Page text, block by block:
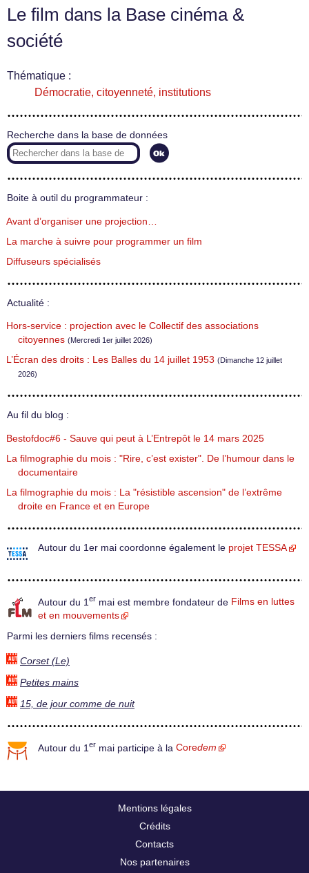
Le film dans la Base cinéma &
société
Thématique :
Démocratie, citoyenneté, institutions
Recherche dans la base de données
Boite à outil du programmateur :
Avant d’organiser une projection…
La marche à suivre pour programmer un film
Diffuseurs spécialisés
Actualité :
Hors-service : projection avec le Collectif des associations
citoyennes (Mercredi 1er juillet 2026)
L’Écran des droits : Les Balles du 14 juillet 1953 (Dimanche 12 juillet
2026)
Au fil du blog :
Bestofdoc#6 - Sauve qui peut à L’Entrepôt le 14 mars 2025
La filmographie du mois : "Rire, c’est exister". De l’humour dans le
documentaire
La filmographie du mois : La "résistible ascension" de l’extrême
droite en France et en Europe
Autour du 1er mai coordonne également le projet TESSA
Autour du 1 er mai est membre fondateur de Films en luttes
et en mouvements
Parmi les derniers films recensés :
Corset (Le)
Petites mains
15, de jour comme de nuit
Autour du 1 er mai participe à la Coredem
Mentions légales
Crédits
Contacts
Nos partenaires